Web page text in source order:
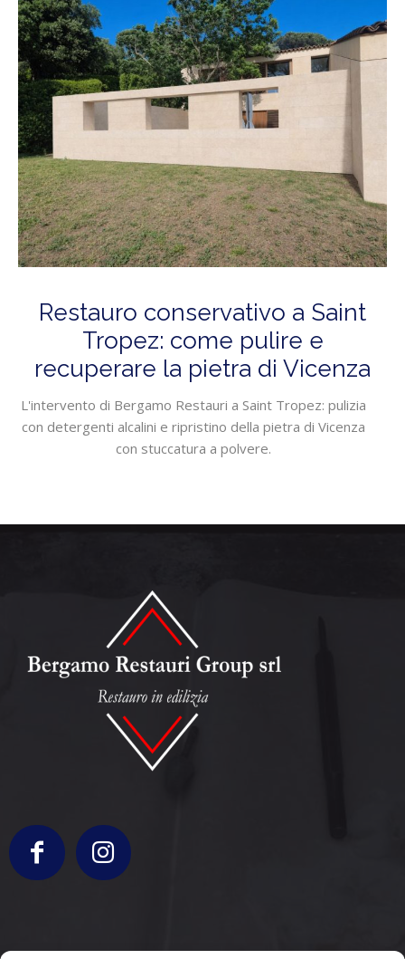
Restauro conservativo a Saint
Tropez: come pulire e
recuperare la pietra di Vicenza
L'intervento di Bergamo Restauri a Saint Tropez: pulizia
con detergenti alcalini e ripristino della pietra di Vicenza
con stuccatura a polvere.